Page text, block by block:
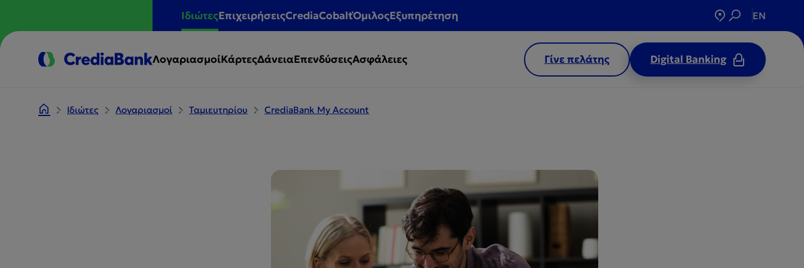
ΙδιώτεςΕπιχειρήσειςCrediaCobaltΌμιλοςΕξυπηρέτηση EN
ΛογαριασμοίΚάρτεςΔάνειαΕπενδύσειςΑσφάλειες Γίνε πελάτης Digital Banking
Ιδιώτες Λογαριασμοί Ταμιευτηρίου CrediaBank My Account